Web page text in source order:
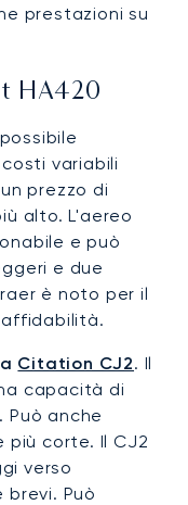
prestazioni su
HA420
variabili
prezzo di
alto. L'aereo
e può
e due
è noto per il
Citation CJ2. Il
capacità di
Può anche
corte. Il CJ2
verso
Può